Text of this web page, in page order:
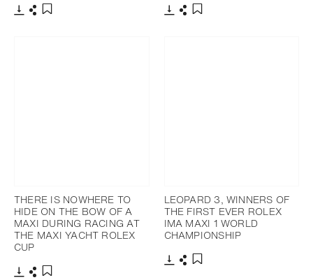
THERE IS NOWHERE TO
HIDE ON THE BOW OF A
MAXI DURING RACING AT
THE MAXI YACHT ROLEX
CUP
LEOPARD 3, WINNERS OF
THE FIRST EVER ROLEX
IMA MAXI 1 WORLD
CHAMPIONSHIP